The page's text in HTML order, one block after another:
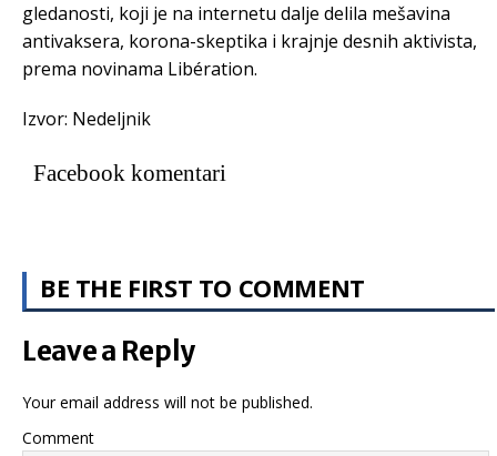
gledanosti, koji je na internetu dalje delila mešavina
antivaksera, korona-skeptika i krajnje desnih aktivista,
prema novinama Libération.
Izvor: Nedeljnik
Facebook komentari
BE THE FIRST TO COMMENT
Leave a Reply
Your email address will not be published.
Comment